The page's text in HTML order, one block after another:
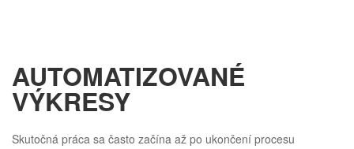
AUTOMATIZOVANÉ
VÝKRESY
Skutočná práca sa často začína až po ukončení procesu